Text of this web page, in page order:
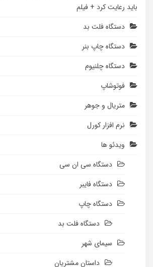
باید رعایت کرد + فیلم
دستگاه فلت بد
دستگاه چاپ بنر
دستگاه چلنیوم
فوتوشاپ
متریال و جوهر
نرم افزار کورل
ویدئو ها
دستگاه سی ان سی
دستگاه فایبر
دستگاه چاپ
دستگاه فلت بد
سیمای شهر
داستان مشتریان